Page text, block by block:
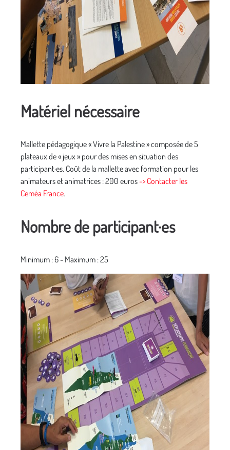
Matériel nécessaire
Mallette pédagogique « Vivre la Palestine » composée de 5
plateaux de « jeux » pour des mises en situation des
participant·es. Coût de la mallette avec formation pour les
animateurs et animatrices : 200 euros-> Contacter les
Ceméa France.
Nombre de participant·es
Minimum : 6 - Maximum : 25